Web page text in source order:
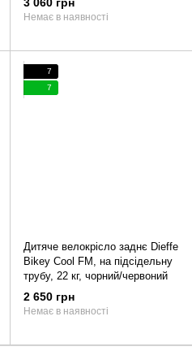
3 060 грн
Немає в наявності
7
7
Дитяче велокрісло заднє Dieffe
Bikey Cool FM, на підсідельну
трубу, 22 кг, чорний/червоний
2 650 грн
Немає в наявності